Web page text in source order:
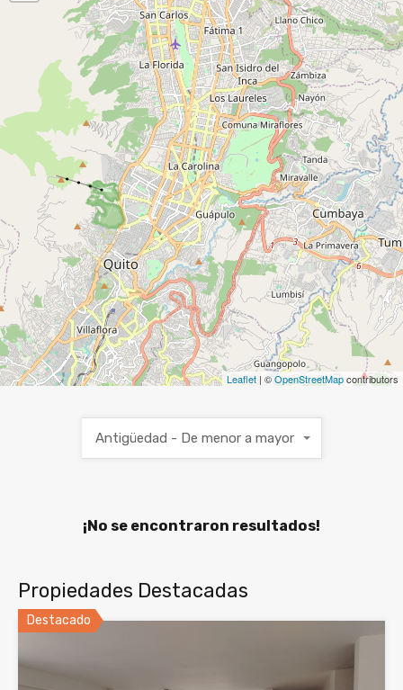
Leaflet | ©OpenStreetMapcontributors
Antigüedad - De menor a mayor
¡No se encontraron resultados!
Propiedades Destacadas
Destacado